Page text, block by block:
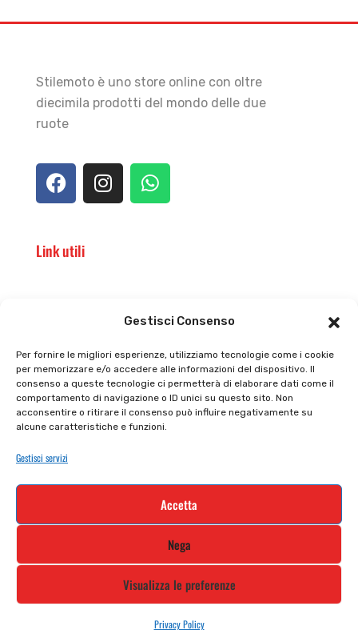
Gestisci Consenso
Per fornire le migliori esperienze, utilizziamo tecnologie come i cookie
per memorizzare e/o accedere alle informazioni del dispositivo. Il
consenso a queste tecnologie ci permetterà di elaborare dati come il
comportamento di navigazione o ID unici su questo sito. Non
acconsentire o ritirare il consenso può influire negativamente su
alcune caratteristiche e funzioni.
Gestisci servizi
Accetta
Nega
Visualizza le preferenze
Privacy Policy
Stilemoto è uno store online con oltre
diecimila prodotti del mondo delle due
ruote
Link utili
Privacy policy
Cookie policy
Tutti prodotti
Termini e condizioni
Iscriviti alla nostra newsletter e rimani